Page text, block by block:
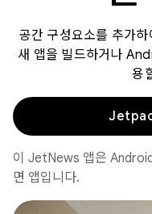
공간 구성요소를 추가
새 앱을 빌드하거나
용
이 JetNews 앱은
면 앱입니다.